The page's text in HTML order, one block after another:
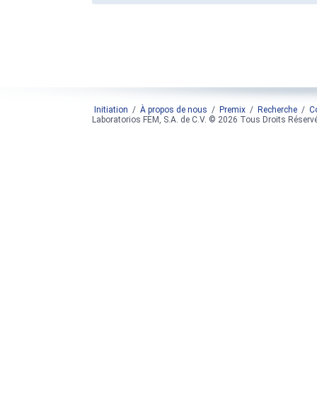
Initiation / À propos de nous / Premix / Recherche /
Laboratorios FEM, S.A. de C.V. © 2026 Tous Droits